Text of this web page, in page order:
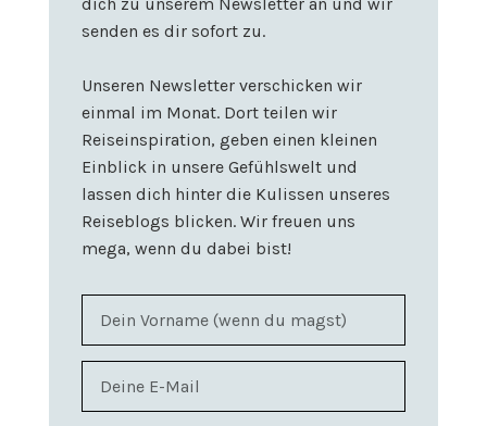
senden es dir sofort zu.
Unseren Newsletter verschicken wir
einmal im Monat. Dort teilen wir
Reiseinspiration, geben einen kleinen
Einblick in unsere Gefühlswelt und
lassen dich hinter die Kulissen unseres
Reiseblogs blicken. Wir freuen uns
mega, wenn du dabei bist!